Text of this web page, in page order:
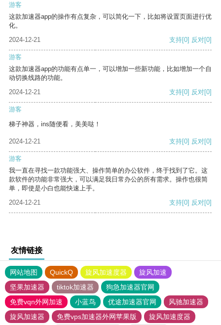
游客
这款加速器app的操作有点复杂，可以简化一下，比如将设置页面进行优
化。
2024-12-21
支持[0] 反对[0]
游客
这款加速器app的功能有点单一，可以增加一些新功能，比如增加一个自
动切换线路的功能。
2024-12-21
支持[0] 反对[0]
游客
梯子神器，ins随便看，美美哒！
2024-12-21 支持[0] 反对[0]
游客
我一直在寻找一款功能强大、操作简单的办公软件，终于找到了它。这
款软件的功能非常强大，可以满足我日常办公的所有需求。操作也很简
单，即使是小白也能快速上手。
2024-12-21
支持[0] 反对[0]
友情链接
网站地图 QuickQ 旋风加速度器
旋风加速
坚果加速器
tiktok加速器
狗急加速器官网
免费vqn外网加速
小蓝鸟 优途加速器官网
风驰加速器
旋风加速器
免费vps加速器外网苹果版
旋风加速度器